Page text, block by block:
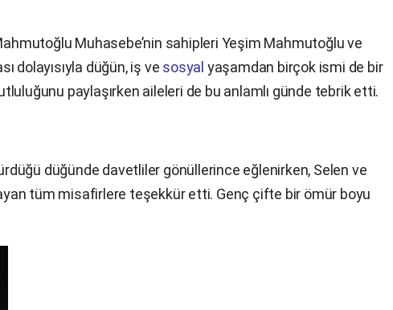
Muhasebe’nin sahipleri Yeşim Mahmutoğlu ve
dolayısıyla düğün, iş ve sosyal yaşamdan birçok ismi de bir
paylaşırken aileleri de bu anlamlı günde tebrik etti.
düğünde davetliler gönüllerince eğlenirken, Selen ve
tüm misafirlere teşekkür etti. Genç çifte bir ömür boyu